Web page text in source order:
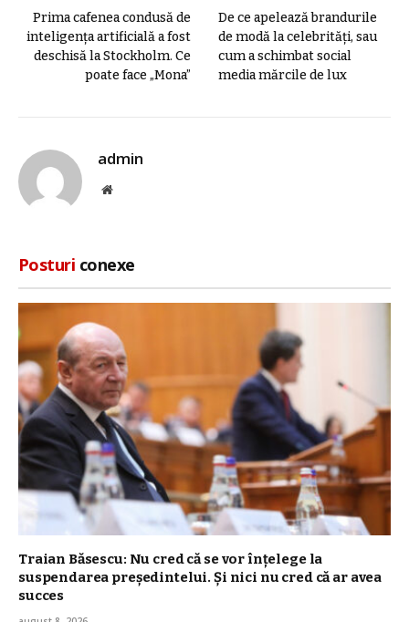
Prima cafenea condusă de
inteligenţa artificială a fost
deschisă la Stockholm. Ce
poate face „Mona”
De ce apelează brandurile
de modă la celebrități, sau
cum a schimbat social
media mărcile de lux
admin
Site
Posturi conexe
Traian Băsescu: Nu cred că se vor înţelege la
suspendarea preşedintelui. Şi nici nu cred că ar avea
succes